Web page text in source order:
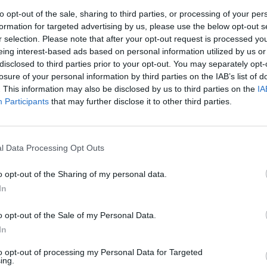
opt-out of the sale, sharing to third parties, or processing of your
for targeted advertising by us, please use the below opt-out
selection. Please note that after your opt-out request is processed
interest-based ads based on personal information utilized by us
to third parties prior to your opt-out. You may separately
of your personal information by third parties on the IAB’s list of
This information may also be disclosed by us to third parties on the
Participants that may further disclose it to other third parties.
Data Processing Opt Outs
opt-out of the Sharing of my personal data.
opt-out of the Sale of my Personal Data.
opt-out of processing my Personal Data for Targeted
erfrischende Beilage
und Geflügel.
Rezepte
Rezepte
zum Grillen/
Rezepte
Like uns auf Facebook...
Artikelempfehlung